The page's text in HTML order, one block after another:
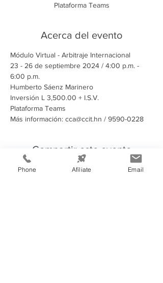
Plataforma Teams
Acerca del evento
Módulo Virtual - Arbitraje Internacional
23 - 26 de septiembre 2024 / 4:00 p.m. -
6:00 p.m.
Humberto Sáenz Marinero
Inversión L 3,500.00 + I.S.V.
Plataforma Teams
Más información: cca@ccit.hn / 9590-0228
Compartir este evento
Phone Afíliate Email